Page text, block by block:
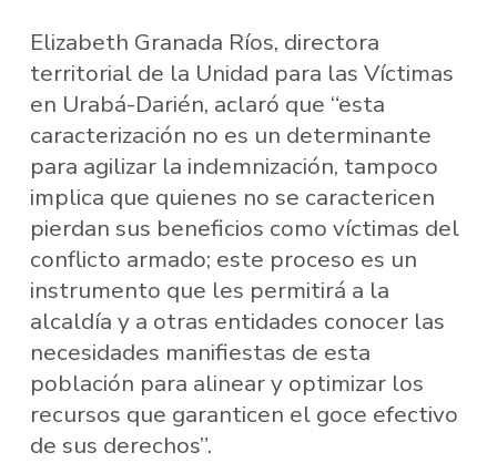
Elizabeth Granada Ríos, directora
territorial de la Unidad para las Víctimas
en Urabá-Darién, aclaró que “esta
caracterización no es un determinante
para agilizar la indemnización, tampoco
implica que quienes no se caractericen
pierdan sus beneficios como víctimas del
conflicto armado; este proceso es un
instrumento que les permitirá a la
alcaldía y a otras entidades conocer las
necesidades manifiestas de esta
población para alinear y optimizar los
recursos que garanticen el goce efectivo
de sus derechos”.